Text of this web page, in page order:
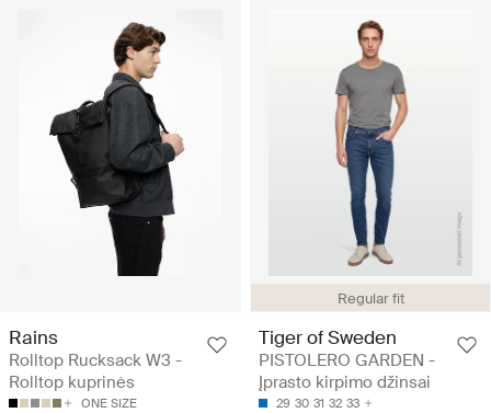
Rains
Rolltop Rucksack W3 -
Rolltop kuprinės
ONE SIZE
Regular fit
Tiger of Sweden
PISTOLERO GARDEN -
Įprasto kirpimo džinsai
29 30 31 32 33